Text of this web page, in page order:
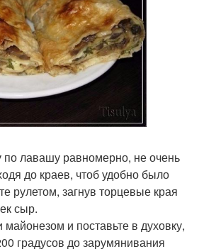
по лавашу равномерно, не очень
до краев, чтоб удобно было
рулетом, загнув торцевые края
сыр.
и поставьте в духовку,
градусов до зарумянивания